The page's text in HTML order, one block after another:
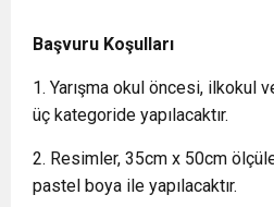
Başvuru Koşulları
1. Yarışma okul öncesi, ilkokul
üç kategoride yapılacaktır.
2. Resimler, 35cm x 50cm
pastel boya ile yapılacaktır.